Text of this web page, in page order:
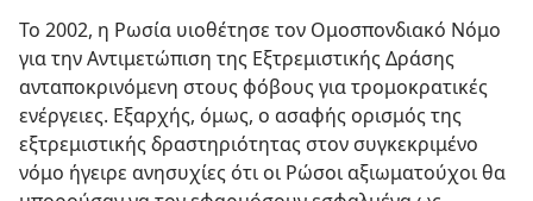
Το 2002, η Ρωσία υιοθέτησε τον Ομοσπονδιακό Νόμο
για την Αντιμετώπιση της Εξτρεμιστικής Δράσης
ανταποκρινόμενη στους φόβους για τρομοκρατικές
ενέργειες. Εξαρχής, όμως, ο ασαφής ορισμός της
εξτρεμιστικής δραστηριότητας στον συγκεκριμένο
νόμο ήγειρε ανησυχίες ότι οι Ρώσοι αξιωματούχοι θα